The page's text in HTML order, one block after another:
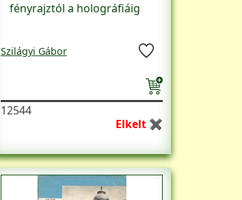
fényrajztól a holográfiáig
Szilágyi Gábor
12544
Elkelt ✖